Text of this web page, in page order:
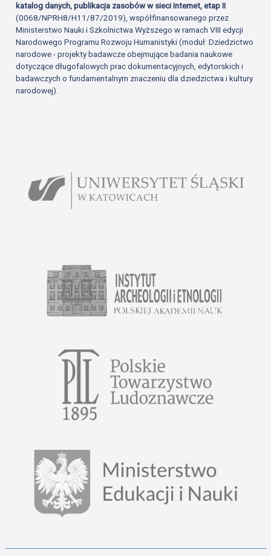
katalog danych, publikacja zasobów w sieci Internet, etap II
(0068/NPRH8/H11/87/2019), współfinansowanego przez
Ministerstwo Nauki i Szkolnictwa Wyższego w ramach VIII edycji
Narodowego Programu Rozwoju Humanistyki (moduł: Dziedzictwo
narodowe - projekty badawcze obejmujące badania naukowe
dotyczące długofalowych prac dokumentacyjnych, edytorskich i
badawczych o fundamentalnym znaczeniu dla dziedzictwa i kultury
narodowej).